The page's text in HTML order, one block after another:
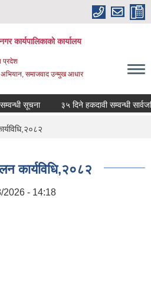
कार्यपालिकाकाे कार्यालय
प्रदेश
समाजवाद उन्मुख आधार
सूचना ३५ दिने हकदावी सम्वन्धी
कार्यविधि,२०८२
2026 - 14:18